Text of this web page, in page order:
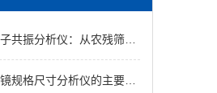
分析仪：从农残筛查到致病菌检测
规格尺寸分析仪的主要功能